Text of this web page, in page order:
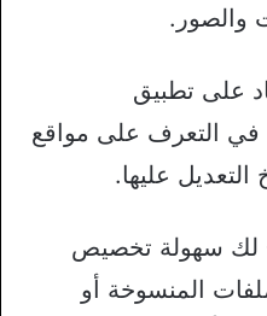
والصور.
على تطبيق
CCleaner Professional في التعرف على مواقع
عليها.
لك سهولة تخصيص
المنسوخة أو